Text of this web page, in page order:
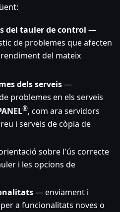
del tauler de control —
de problemes que afecten
del mateix
dels serveis—
problemes en els serveis
®, com ara servidors
i serveis de còpia de
sobre l'ús correcte
i les opcions de
— enviament i
a funcionalitats noves o